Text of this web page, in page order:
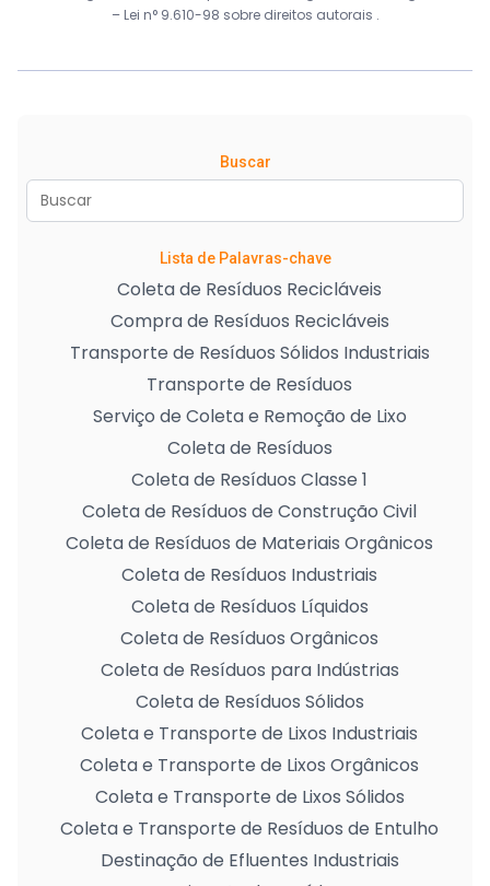
– Lei n° 9.610-98 sobre direitos autorais .
Buscar
Lista de Palavras-chave
Coleta de Resíduos Recicláveis
Compra de Resíduos Recicláveis
Transporte de Resíduos Sólidos Industriais
Transporte de Resíduos
Serviço de Coleta e Remoção de Lixo
Coleta de Resíduos
Coleta de Resíduos Classe 1
Coleta de Resíduos de Construção Civil
Coleta de Resíduos de Materiais Orgânicos
Coleta de Resíduos Industriais
Coleta de Resíduos Líquidos
Coleta de Resíduos Orgânicos
Coleta de Resíduos para Indústrias
Coleta de Resíduos Sólidos
Coleta e Transporte de Lixos Industriais
Coleta e Transporte de Lixos Orgânicos
Coleta e Transporte de Lixos Sólidos
Coleta e Transporte de Resíduos de Entulho
Destinação de Efluentes Industriais